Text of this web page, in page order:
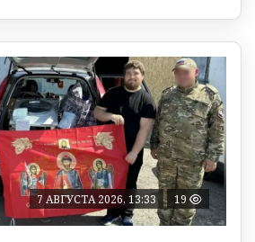
7 АВГУСТА 2026, 13:33 19